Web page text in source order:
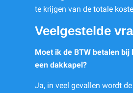
te krijgen van de totale
Veelgestelde
Moet ik de BTW betalen bij
een dakkapel?
Ja, in veel gevallen wordt